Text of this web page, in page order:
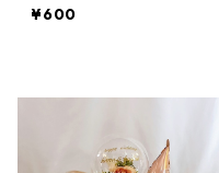
約15cm
¥600